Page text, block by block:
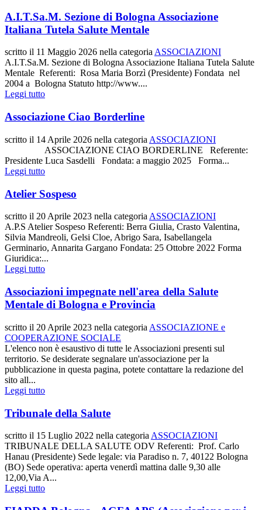
A.I.T.Sa.M. Sezione di Bologna Associazione
Italiana Tutela Salute Mentale
scritto il 11 Maggio 2026 nella categoriaASSOCIAZIONI
A.I.T.Sa.M. Sezione di Bologna Associazione Italiana Tutela Salute
Mentale Referenti: Rosa Maria Borzì (Presidente) Fondata nel
2004 a Bologna Statuto http://www....
Leggi tutto
Associazione Ciao Borderline
scritto il 14 Aprile 2026 nella categoria ASSOCIAZIONI
ASSOCIAZIONE CIAO BORDERLINE Referente:
Presidente Luca Sasdelli Fondata: a maggio 2025 Forma...
Leggi tutto
Atelier Sospeso
scritto il 20 Aprile 2023 nella categoria ASSOCIAZIONI
A.P.S Atelier Sospeso Referenti: Berra Giulia, Crasto Valentina,
Silvia Mandreoli, Gelsi Cloe, Abrigo Sara, Isabellangela
Germinario, Annarita Gargano Fondata: 25 Ottobre 2022 Forma
Giuridica:...
Leggi tutto
Associazioni impegnate nell'area della Salute
Mentale di Bologna e Provincia
scritto il 20 Aprile 2023 nella categoria ASSOCIAZIONE e
COOPERAZIONE SOCIALE
L'elenco non è esaustivo di tutte le Associazioni presenti sul
territorio. Se desiderate segnalare un'associazione per la
pubblicazione in questa pagina, potete contattare la redazione del
sito all...
Leggi tutto
Tribunale della Salute
scritto il 15 Luglio 2022 nella categoria ASSOCIAZIONI
TRIBUNALE DELLA SALUTE ODV Referenti: Prof. Carlo
Hanau (Presidente) Sede legale: via Paradiso n. 7, 40122 Bologna
(BO) Sede operativa: aperta venerdì mattina dalle 9,30 alle
12,00,Via A...
Leggi tutto